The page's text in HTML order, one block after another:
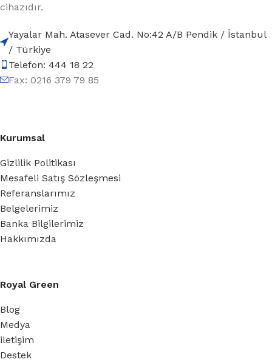
cihazıdır.
Yayalar Mah. Atasever Cad. No:42 A/B Pendik / İstanbul
/ Türkiye
Telefon: 444 18 22
Fax: 0216 379 79 85
Kurumsal
Gizlilik Politikası
Mesafeli Satış Sözleşmesi
Referanslarımız
Belgelerimiz
Banka Bilgilerimiz
Hakkımızda
Royal Green
Blog
Medya
iletişim
Destek